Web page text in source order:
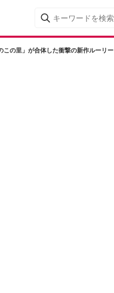
この里」が合体した衝撃の新作ルーリー